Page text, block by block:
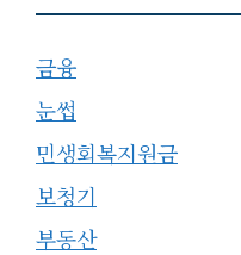
금융
눈썹
민생회복지원금
보청기
부동산